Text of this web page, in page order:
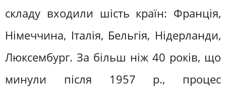
складу входили шість країн: Франція,
Німеччина, Італія, Бельгія, Нідерланди,
Люксембург. За більш ніж 40 років, що
минули після 1957 p., процес